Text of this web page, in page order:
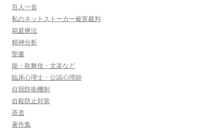
百人一首
私のネットストーカー被害裁判
箱庭療法
精神分析
聖書
能・歌舞伎・文楽など
臨床心理士・公認心理師
自我防衛機制
自殺防止対策
茶道
著作集